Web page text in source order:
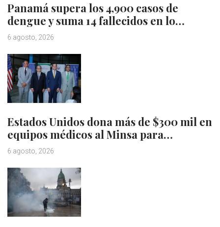
Panamá supera los 4,900 casos de
dengue y suma 14 fallecidos en lo…
6 agosto, 2026
Estados Unidos dona más de $300 mil en
equipos médicos al Minsa para…
6 agosto, 2026